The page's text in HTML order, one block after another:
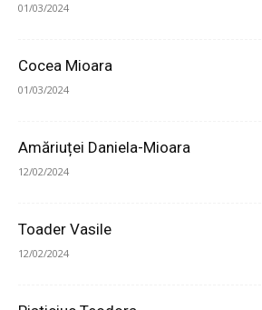
01/03/2024
Cocea Mioara
01/03/2024
Amăriuței Daniela-Mioara
12/02/2024
Toader Vasile
12/02/2024